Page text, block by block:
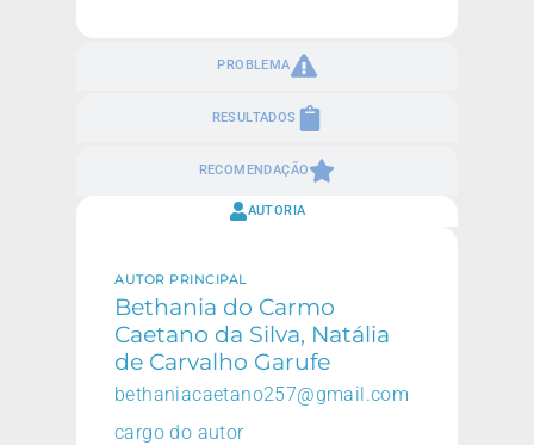
PROBLEMA
RESULTADOS
RECOMENDAÇÃO
AUTORIA
AUTOR PRINCIPAL
Bethania do Carmo
Caetano da Silva, Natália
de Carvalho Garufe
bethaniacaetano257@gmail.com
cargo do autor